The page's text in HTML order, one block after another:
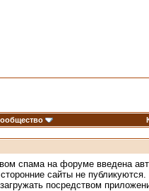
спама на форуме введена
сайты не публикуются.
посредством